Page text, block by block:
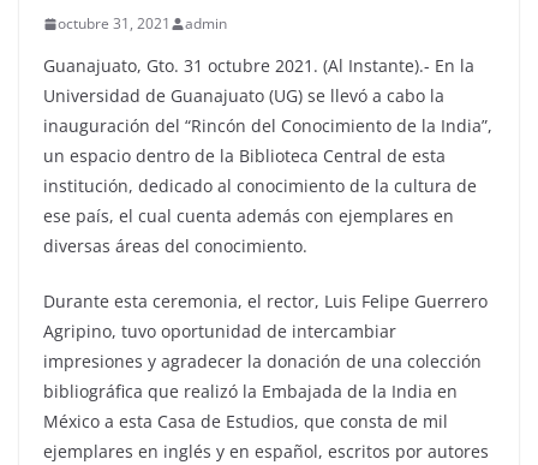
octubre 31, 2021 admin
Guanajuato, Gto. 31 octubre 2021. (Al Instante).- En la
Universidad de Guanajuato (UG) se llevó a cabo la
inauguración del “Rincón del Conocimiento de la India”,
un espacio dentro de la Biblioteca Central de esta
institución, dedicado al conocimiento de la cultura de
ese país, el cual cuenta además con ejemplares en
diversas áreas del conocimiento.
Durante esta ceremonia, el rector, Luis Felipe Guerrero
Agripino, tuvo oportunidad de intercambiar
impresiones y agradecer la donación de una colección
bibliográfica que realizó la Embajada de la India en
México a esta Casa de Estudios, que consta de mil
ejemplares en inglés y en español, escritos por autores